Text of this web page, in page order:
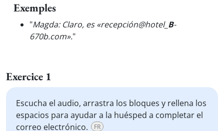
Exemples
"Magda: Claro, es «recepción@hotel_ B-
670b.com»."
Exercice 1
Escucha el audio, arrastra los bloques y rellena los
espacios para ayudar a la huésped a completar el
correo electrónico.
FR